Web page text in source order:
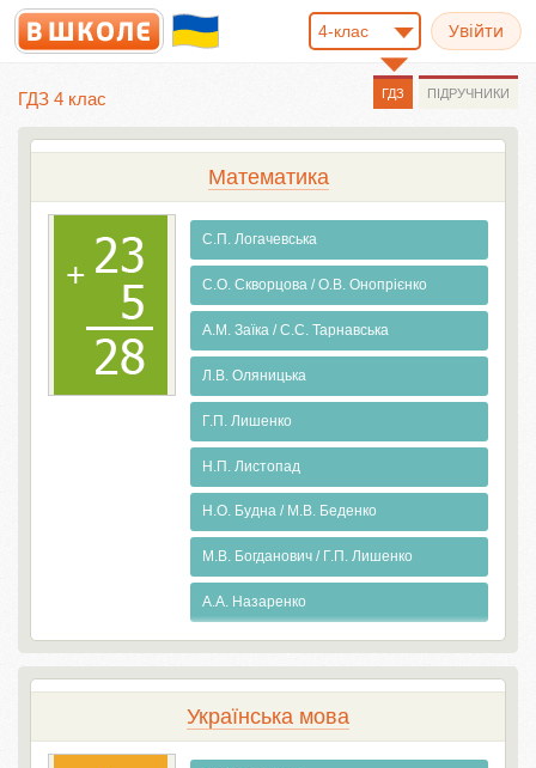
4-клас
ГДЗ 4 клас ПІДРУЧНИКИ
ГДЗ
Математика
С.П. Логачевська
С.О. Скворцова / О.В. Онопрієнко
А.М. Заїка / С.С. Тарнавська
Л.В. Оляницька
Г.П. Лишенко
Н.П. Листопад
Н.О. Будна / М.В. Беденко
М.В. Богданович / Г.П. Лишенко
А.А. Назаренко
Українська мова